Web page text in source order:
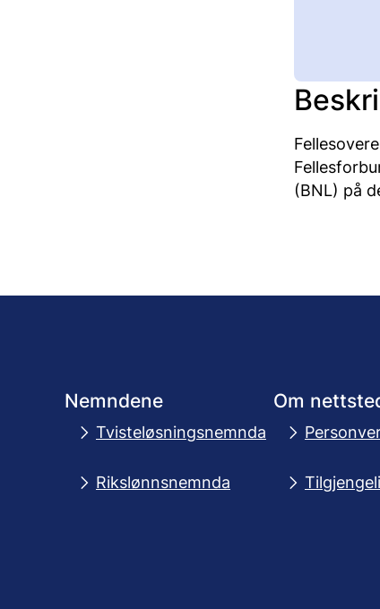
(BNL) på
Nemndene
Tvisteløsningsnemnda
Rikslønnsnemnda
Om